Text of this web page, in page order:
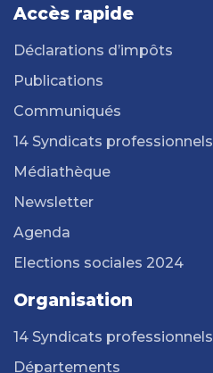
Accès rapide
Déclarations d’impôts
Publications
Communiqués
14 Syndicats professionnels
Médiathèque
Newsletter
Agenda
Elections sociales 2024
Organisation
14 Syndicats professionnels
Départements